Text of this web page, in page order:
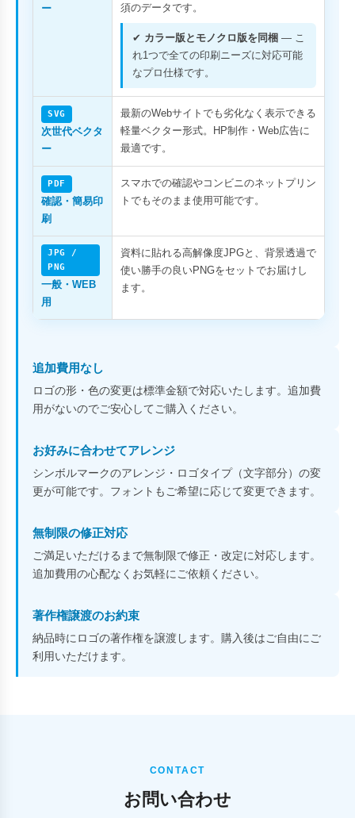
ー
須のデータです。
✔ カラー版とモノクロ版を同梱 — こ
れ1つで全ての印刷ニーズに対応可能
なプロ仕様です。
SVG
次世代ベクタ
ー
最新のWebサイトでも劣化なく表示できる
軽量ベクター形式。HP制作・Web広告に
最適です。
PDF
確認・簡易印
刷
スマホでの確認やコンビニのネットプリン
トでもそのまま使用可能です。
JPG /
PNG
一般・WEB
用
資料に貼れる高解像度JPGと、背景透過で
使い勝手の良いPNGをセットでお届けし
ます。
追加費用なし
ロゴの形・色の変更は標準金額で対応いたします。追加費
用がないのでご安心してご購入ください。
お好みに合わせてアレンジ
シンボルマークのアレンジ・ロゴタイプ（文字部分）の変
更が可能です。フォントもご希望に応じて変更できます。
無制限の修正対応
ご満足いただけるまで無制限で修正・改定に対応します。
追加費用の心配なくお気軽にご依頼ください。
著作権譲渡のお約束
納品時にロゴの著作権を譲渡します。購入後はご自由にご
利用いただけます。
CONTACT
お問い合わせ